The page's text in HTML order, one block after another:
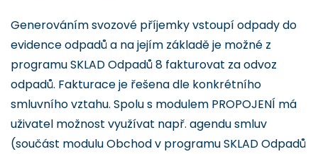
Generováním svozové příjemky vstoupí odpady do
evidence odpadů a na jejím základě je možné z
programu SKLAD Odpadů 8 fakturovat za odvoz
odpadů. Fakturace je řešena dle konkrétního
smluvního vztahu. Spolu s modulem PROPOJENÍ má
uživatel možnost využívat např. agendu smluv
(součást modulu Obchod v programu SKLAD Odpadů